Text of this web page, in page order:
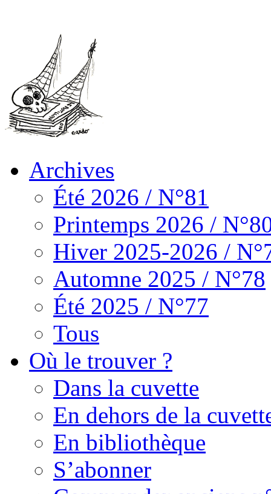
Archives
Été 2026 / N°81
Printemps 2026 /
Hiver 2025-2026 /
Automne 2025 / N°78
Été 2025 / N°77
Tous
Où le trouver ?
Dans la cuvette
En dehors de la
En bibliothèque
S’abonner